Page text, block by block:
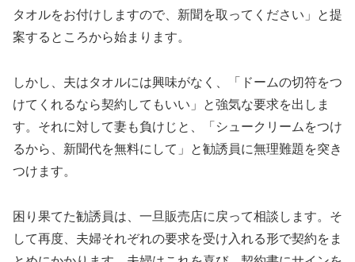
タオルをお付けしますので、新聞を取ってください」と提
案するところから始まります。
しかし、夫はタオルには興味がなく、「ドームの切符をつ
けてくれるなら契約してもいい」と強気な要求を出しま
す。それに対して妻も負けじと、「シュークリームをつけ
るから、新聞代を無料にして」と勧誘員に無理難題を突き
つけます。
困り果てた勧誘員は、一旦販売店に戻って相談します。そ
して再度、夫婦それぞれの要求を受け入れる形で契約をま